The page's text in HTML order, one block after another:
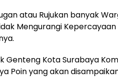
atau Rujukan banyak
Mengurangi
Genteng Kota Surabaya
Poin yang akan